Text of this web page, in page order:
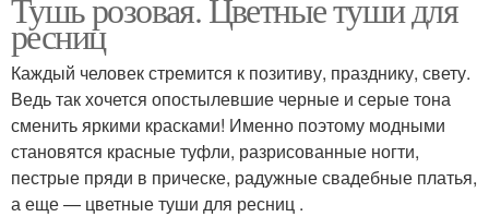
ресниц
Каждый человек стремится к позитиву, празднику, свету.
Ведь так хочется опостылевшие черные и серые тона
сменить яркими красками! Именно поэтому модными
становятся красные туфли, разрисованные ногти,
пестрые пряди в прическе, радужные свадебные платья,
а еще — цветные туши для ресниц .